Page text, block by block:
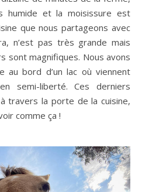
humide et la moisissure est
que nous partageons avec
n’est pas très grande mais
sont magnifiques. Nous avons
au bord d’un lac où viennent
semi-liberté. Ces derniers
travers la porte de la cuisine,
comme ça !